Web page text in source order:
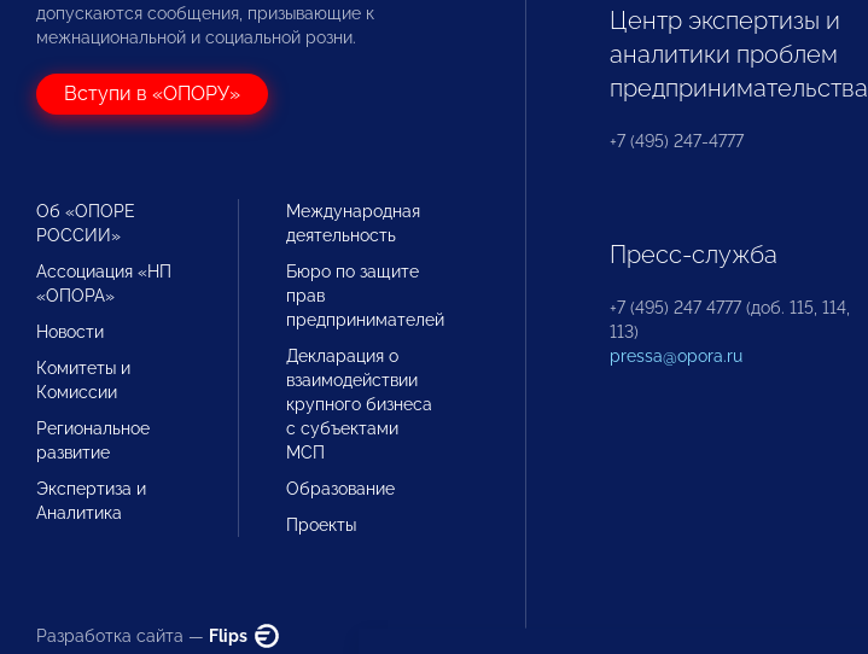
допускаются сообщения, призывающие к
межнациональной и социальной розни.
Вступи в «ОПОРУ»
Об «ОПОРЕ
РОССИИ»
Ассоциация «НП
«ОПОРА»
Новости
Комитеты и
Комиссии
Региональное
развитие
Экспертиза и
Аналитика
Международная
деятельность
Бюро по защите
прав
предпринимателей
Декларация о
взаимодействии
крупного бизнеса
с субъектами
МСП
Образование
Проекты
Разработка сайта — Flips
Центр экспертизы и
аналитики проблем
предпринимательства
+7 (495) 247-4777
Пресс-служба
+7 (495) 247 4777 (доб. 115, 114,
113)
pressa@opora.ru